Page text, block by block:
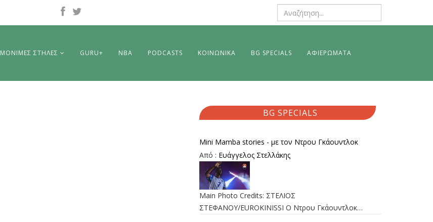
ΜΟΝΙΜΕΣ ΣΤΗΛΕΣ GURU+ NBA PODCASTS ΚΟΙΝΩΝΙΚΑ BG SPECIALS ΑΦΙΕΡΩΜΑΤΑ
BG SPECIALS
Mini Mamba stories - με τον Ντρου Γκάουντλοκ
Από : Ευάγγελος Στελλάκης
Main Photo Credits: ΣΤΕΛΙΟΣ
ΣΤΕΦΑΝΟΥ/EUROKINISSI Ο Ντρου Γκάουντλοκ…